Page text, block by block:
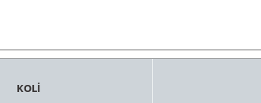
KOLİ